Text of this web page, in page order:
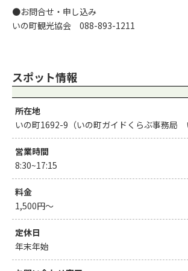
●お問合せ・申し込み
いの町観光協会 088-893-1211
スポット情報
所在地
いの町1692-9（いの町ガイドくらぶ事務局
営業時間
8:30~17:15
料金
1,500円～
定休日
年末年始